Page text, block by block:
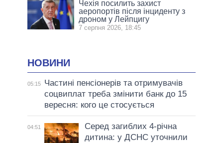
Чехія посилить захист
аеропортів після інциденту з
дроном у Лейпцигу
7 серпня 2026, 18:45
НОВИНИ
05:15
Частині пенсіонерів та отримувачів
соцвиплат треба змінити банк до 15
вересня: кого це стосується
04:51
Серед загиблих 4-річна
дитина: у ДСНС уточнили